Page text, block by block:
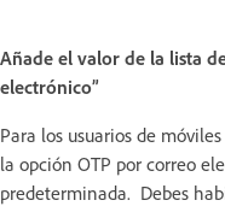
Añade el valor de la lista
electrónico”
Para los usuarios de
la opción OTP por correo
predeterminada. Debes